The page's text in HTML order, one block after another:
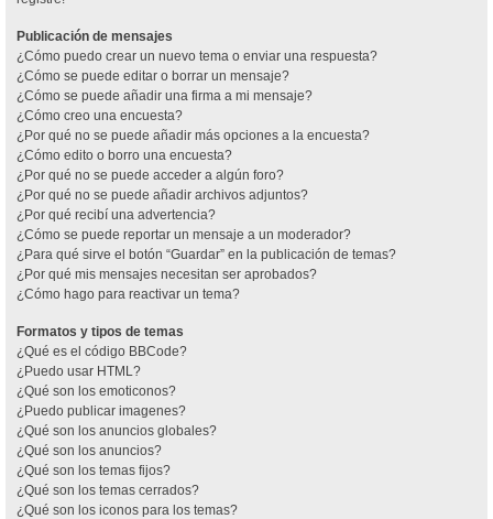
Publicación de mensajes
¿Cómo puedo crear un nuevo tema o enviar una respuesta?
¿Cómo se puede editar o borrar un mensaje?
¿Cómo se puede añadir una firma a mi mensaje?
¿Cómo creo una encuesta?
¿Por qué no se puede añadir más opciones a la encuesta?
¿Cómo edito o borro una encuesta?
¿Por qué no se puede acceder a algún foro?
¿Por qué no se puede añadir archivos adjuntos?
¿Por qué recibí una advertencia?
¿Cómo se puede reportar un mensaje a un moderador?
¿Para qué sirve el botón “Guardar” en la publicación de temas?
¿Por qué mis mensajes necesitan ser aprobados?
¿Cómo hago para reactivar un tema?
Formatos y tipos de temas
¿Qué es el código BBCode?
¿Puedo usar HTML?
¿Qué son los emoticonos?
¿Puedo publicar imagenes?
¿Qué son los anuncios globales?
¿Qué son los anuncios?
¿Qué son los temas fijos?
¿Qué son los temas cerrados?
¿Qué son los iconos para los temas?